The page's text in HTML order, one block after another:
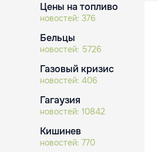
Цены на топливо
новостей: 376
Бельцы
новостей: 5726
Газовый кризис
новостей: 406
Гагаузия
новостей: 10842
Кишинев
новостей: 770